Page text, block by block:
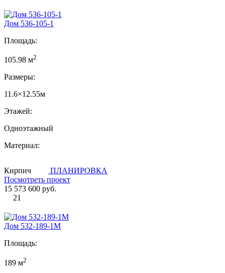
Дом 536-105-1
Площадь:
105.98 м2
Размеры:
11.6×12.55м
Этажей:
Одноэтажный
Материал:
Кирпич
ПЛАНИРОВКА
Посмотреть проект
15 573 600 руб.
21
Дом 532-189-1М
Площадь:
189 м2